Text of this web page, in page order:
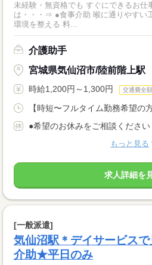
未経験・無資格でも すぐにできるお仕事から
は・・・⇒ ●食事介助 喉に通りやすい工夫をするなど 食事しやすい
環境を整える 料...
介護助手
宮城県気仙沼市/陸前階上駅
時給1,200円～1,300円 交通費全
【時短〜フルタイム勤務希望の
●希望のお休みをご相談ください
もっと見る
求人詳細を
[一般派遣]
気仙沼駅＊デイサービス
介助★平日のみ